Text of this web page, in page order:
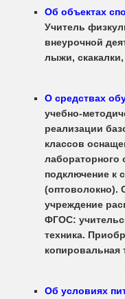
Об объектах
Учитель
внеурочной
лыжи, скакалки,
О средствах
учебно-
реализации
классов
лабораторного
подключение к
(оптоволокно).
учреждение
ФГОС:
техника.
копировальная
Об условиях